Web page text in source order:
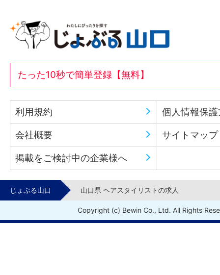
たった10秒で簡単登録【無料】
利用規約 個人情報保
会社概要 サイトマップ
掲載をご検討中の企業様へ
じょぶる山口 山口県 ヘアスタイリストの求人
Copyright (c) Bewin Co., Ltd. All Rights